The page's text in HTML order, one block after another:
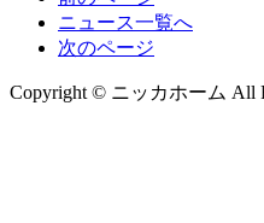
ニュース一覧へ
次のページ
Copyright © ニッカホーム All